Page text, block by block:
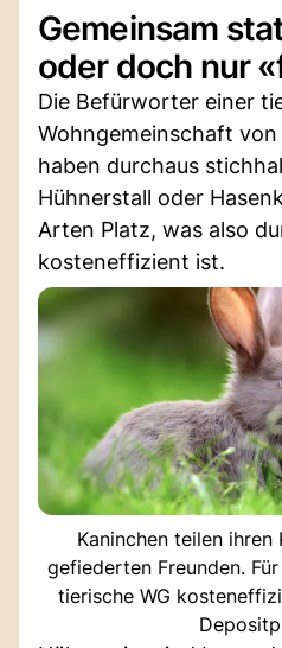
Gemeinsam
oder doch nur
Die Befürworter einer
Wohngemeinschaft von
haben durchaus
Hühnerstall oder
Arten Platz, was also
kosteneffizient ist.
Kaninchen teilen
gefiederten Freunden.
tierische WG